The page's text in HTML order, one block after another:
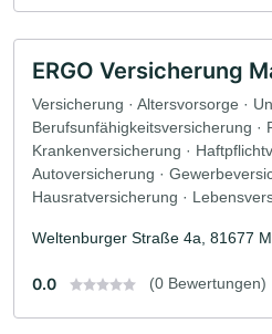
ERGO Versicherung
Versicherung · Altersvorsorge ·
Berufsunfähigkeitsversicherung ·
Krankenversicherung ·
Autoversicherung ·
Hausratversicherung ·
Weltenburger Straße 4a, 81677
0.0 (0 Bewertungen)